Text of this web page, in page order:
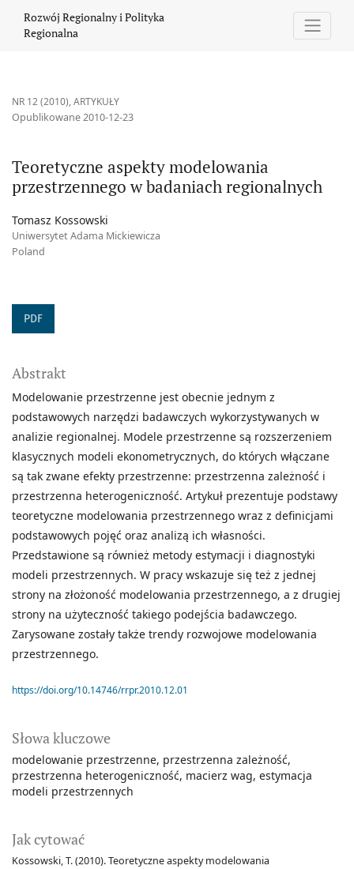
Rozwój Regionalny i Polityka
Regionalna
NR 12 (2010),ARTYKUŁY
Teoretyczne aspekty modelowania
przestrzennego w badaniach regionalnych
Opublikowane 2010-12-23
Tomasz Kossowski
Uniwersytet Adama Mickiewicza
Poland
PDF
Słowa kluczowe
modelowanie przestrzenne przestrzenna zależność
przestrzenna heterogeniczność macierz wag estymacja
modeli przestrzennych
Jak cytować
Kossowski, T. (2010). Teoretyczne aspekty modelowania
Abstrakt
Modelowanie przestrzenne jest obecnie jednym z
podstawowych narzędzi badawczych wykorzystywanych w
analizie regionalnej. Modele przestrzenne są rozszerzeniem
klasycznych modeli ekonometrycznych, do których włączane
są tak zwane efekty przestrzenne: przestrzenna zależność i
przestrzenna heterogeniczność. Artykuł prezentuje podstawy
teoretyczne modelowania przestrzennego wraz z definicjami
podstawowych pojęć oraz analizą ich własności.
Przedstawione są również metody estymacji i diagnostyki
modeli przestrzennych. W pracy wskazuje się też z jednej
strony na złożoność modelowania przestrzennego, a z drugiej
strony na użyteczność takiego podejścia badawczego.
Zarysowane zostały także trendy rozwojowe modelowania
przestrzennego.
https://doi.org/10.14746/rrpr.2010.12.01